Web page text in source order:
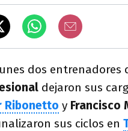
dos entrenadores
dejaron sus
Ribonetto y Francisco
sus ciclos en